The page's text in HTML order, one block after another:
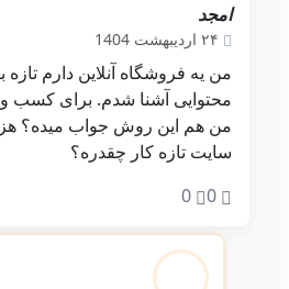
امجد
۲۴ اردیبهشت 1404
من یه فروشگاه آنلاین دارم تازه
محتوایی آشنا شدم. برای کسب
من هم این روش جواب میده؟
سایت تازه کار چقدره؟
0
0